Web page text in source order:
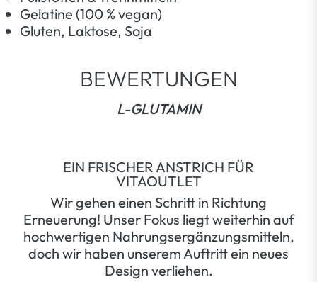
Gelatine (100 % vegan)
Gluten, Laktose, Soja
BEWERTUNGEN
L-GLUTAMIN
EIN FRISCHER ANSTRICH FÜR
VITAOUTLET
Wir gehen einen Schritt in Richtung
Erneuerung! Unser Fokus liegt weiterhin auf
hochwertigen Nahrungsergänzungsmitteln,
doch wir haben unserem Auftritt ein neues
Design verliehen.